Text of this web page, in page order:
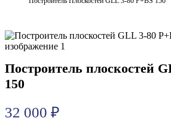
Построитель плоскостей
150
32 000 ₽